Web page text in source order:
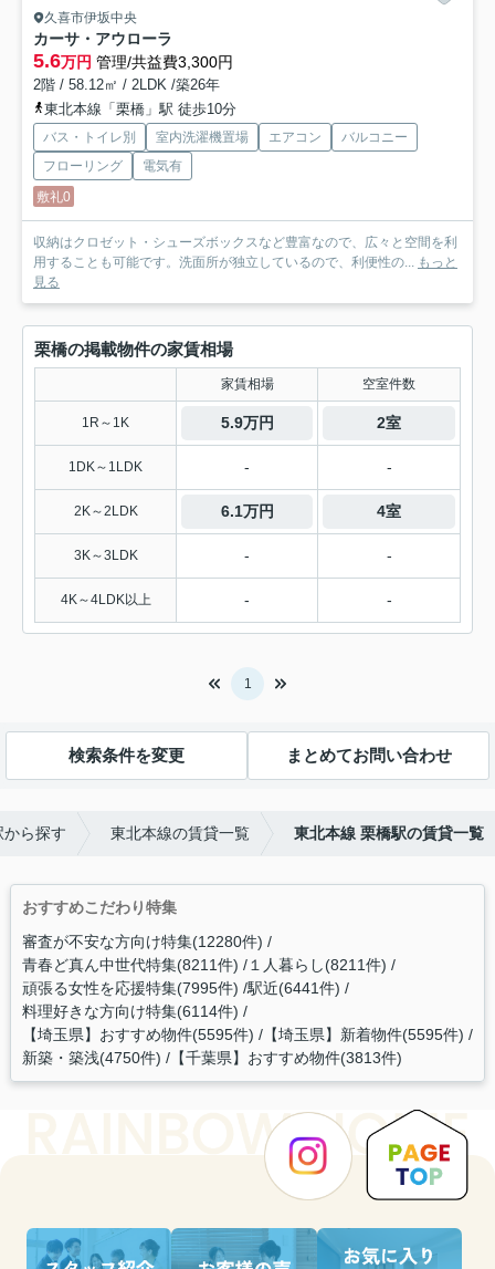
久喜市伊坂中央
カーサ・アウローラ
5.6万円 管理/共益費3,300円
2階 / 58.12㎡ / 2LDK /築26年
東北本線「栗橋」駅 徒歩10分
バス・トイレ別 室内洗濯機置場 エアコン
バルコニー
フローリング
電気有
敷礼0
収納はクロゼット・シューズボックスなど豊富なので、広々と空間を利
用することも可能です。洗面所が独立しているので、利便性の... もっと
見る
栗橋の掲載物件の家賃相場
家賃相場 空室件数
1R～1K 5.9万円 2室
1DK～1LDK - -
2K～2LDK 6.1万円 4室
3K～3LDK - -
4K～4LDK以上 - -
1
検索条件を変更 まとめてお問い合わせ
ら探す 東北本線の賃貸一覧 東北本線 栗橋駅の賃貸一覧
おすすめこだわり特集
審査が不安な方向け特集(12280件)
青春ど真ん中世代特集(8211件) １人暮らし(8211件)
頑張る女性を応援特集(7995件) 駅近(6441件)
料理好きな方向け特集(6114件)
【埼玉県】おすすめ物件(5595件) 【埼玉県】新着物件(5595件)
新築・築浅(4750件) 【千葉県】おすすめ物件(3813件)